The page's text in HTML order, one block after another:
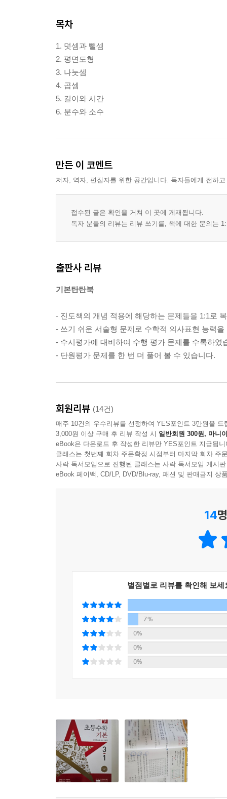
목차
1. 덧셈과 뺄셈
2. 평면도형
3. 나눗셈
4. 곱셈
5. 길이와 시간
6. 분수와 소수
만든 이 코멘트
저자, 역자, 편집자를 위한 공간입니다. 독자들에게 전하
접수된 글은 확인을 거쳐 이 곳에 게재됩니다.
독자 분들의 리뷰는 리뷰 쓰기를, 책에 대한 문의는
출판사 리뷰
기본탄탄북
- 진도책의 개념 적용에 해당하는 문제들을 1:1로
- 쓰기 쉬운 서술형 문제로 수학적 의사표현 능력
- 수시평가에 대비하여 수행 평가 문제를 수록하였
- 단원평가 문제를 한 번 더 풀어 볼 수 있습니다.
회원리뷰 (14건)
매주 10건의 우수리뷰를 선정하여 YES포인트 3만원을 드
3,000원 이상 구매 후 리뷰 작성 시 일반회원 300원, 마니
eBook은 다운로드 후 작성한 리뷰만 YES포인트 지급됩니
클래스는 첫번째 회차 주문확정 시점부터 마지막 회차 주
사락 독서모임으로 진행된 클래스는 사락 독서모임 게시
eBook 페이백, CD/LP, DVD/Blu-ray, 패션 및 판매금지 상
14
별점별로 리뷰를 확인해 보세
7%
0%
0%
0%